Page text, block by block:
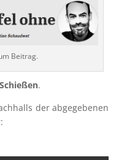
Beitrag.
.
der abgege­be­nen